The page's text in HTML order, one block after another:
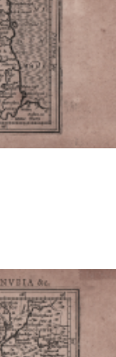
DESCRIZIONE
80,00 €
Anteprima
DESCRIZIONE